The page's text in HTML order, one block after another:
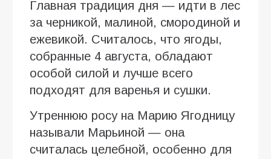
Главная традиция дня — идти в лес
за черникой, малиной, смородиной и
ежевикой. Считалось, что ягоды,
собранные 4 августа, обладают
особой силой и лучше всего
подходят для варенья и сушки.
Утреннюю росу на Марию Ягодницу
называли Марьиной — она
считалась целебной, особенно для